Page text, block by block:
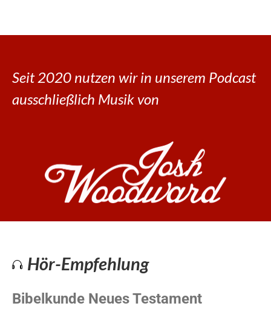
Seit 2020 nutzen wir in unserem Podcast
ausschließlich Musik von
Hör-Empfehlung
Bibelkunde Neues Testament